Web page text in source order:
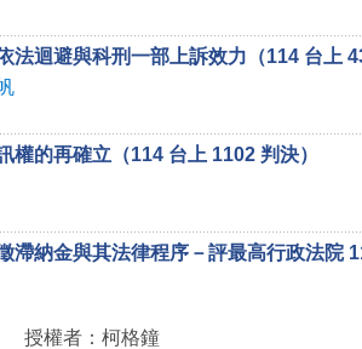
法迴避與科刑一部上訴效力（114 台上
權的再確立（114 台上 1102 判決）
滯納金與其法律程序－評最高行政法院
授權者：柯格鐘